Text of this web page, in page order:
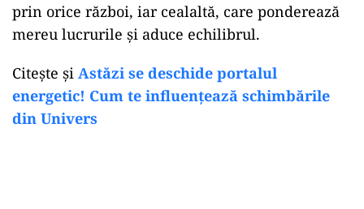
prin orice război, iar cealaltă, care ponderează
mereu lucrurile și aduce echilibrul.
Citește și Astăzi se deschide portalul
energetic! Cum te influențează schimbările
din Univers